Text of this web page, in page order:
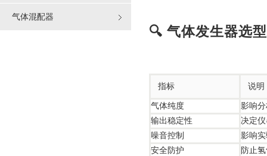
气体混配器
🔍 气体发生器选
指标 说明
气体纯度
影响
输出稳定性
决定
噪音控制
影响
安全防护
防止